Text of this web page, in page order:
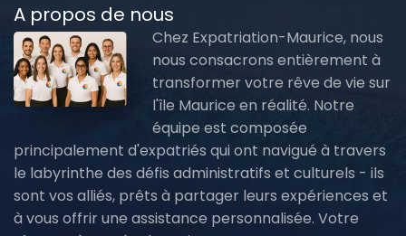
A propos de nous
Chez Expatriation-Maurice, nous
nous consacrons entièrement à
transformer votre rêve de vie sur
l'île Maurice en réalité. Notre
équipe est composée
principalement d'expatriés qui ont navigué à travers
le labyrinthe des défis administratifs et culturels - ils
sont vos alliés, prêts à partager leurs expériences et
à vous offrir une assistance personnalisée. Votre